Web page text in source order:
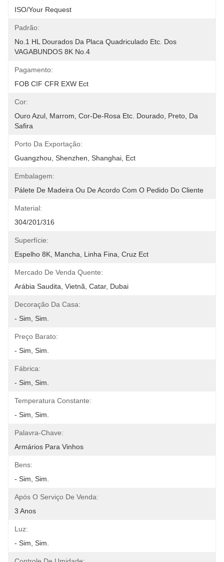
ISO/your Request
Padrão:
No.1 HL Dourados Da Placa Quadriculado Etc. Dos
VAGABUNDOS 8K No.4
Pagamento:
FOB CIF CFR EXW Ect
Cor:
Ouro Azul, Marrom, Cor-De-Rosa Etc. Dourado, Preto, Da
Safira
Porto Da Exportação:
Guangzhou, Shenzhen, Shanghai, Ect
Embalagem:
Pálete De Madeira Ou De Acordo Com O Pedido Do Cliente
Material:
304/201/316
Superfície:
Espelho 8K, Mancha, Linha Fina, Cruz Ect
Mercado De Venda Quente:
Arábia Saudita, Vietnã, Catar, Dubai
Decoração Da Casa:
- Sim, Sim.
Preço Barato:
- Sim, Sim.
Fábrica:
- Sim, Sim.
Temperatura Constante:
- Sim, Sim.
Palavra-Chave:
Armários Para Vinhos
Bens:
- Sim, Sim.
Após O Serviço De Venda:
3 Anos
Luz:
- Sim, Sim.